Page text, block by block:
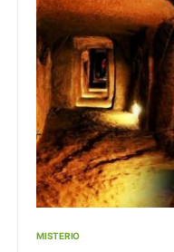
MISTERIO